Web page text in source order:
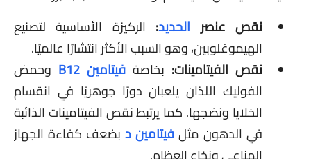
نقص عنصر الحديد: الركيزة الأساسية لتصنيع
الهيموغلوبين، وهو السبب الأكثر انتشارًا عالميًا.
نقص الفيتامينات: بخاصة فيتامين B12
وحمض
الفوليك اللذان يلعبان دورًا جوهريًا في انقسام
الخلايا ونضجها. كما يرتبط نقص الفيتامينات الذائبة
في الدهون مثلفيتامين د بضعف كفاءة الجهاز